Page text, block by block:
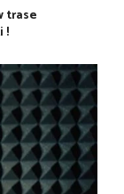
trase
!